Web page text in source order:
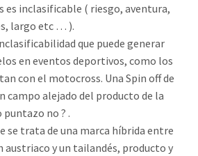
es inclasificable ( riesgo, aventura,
largo etc … ).
que puede generar
en eventos deportivos, como los
con el motocross. Una Spin off de
campo alejado del producto de la
puntazo no ? .
se trata de una marca híbrida entre
austriaco y un tailandés, producto y